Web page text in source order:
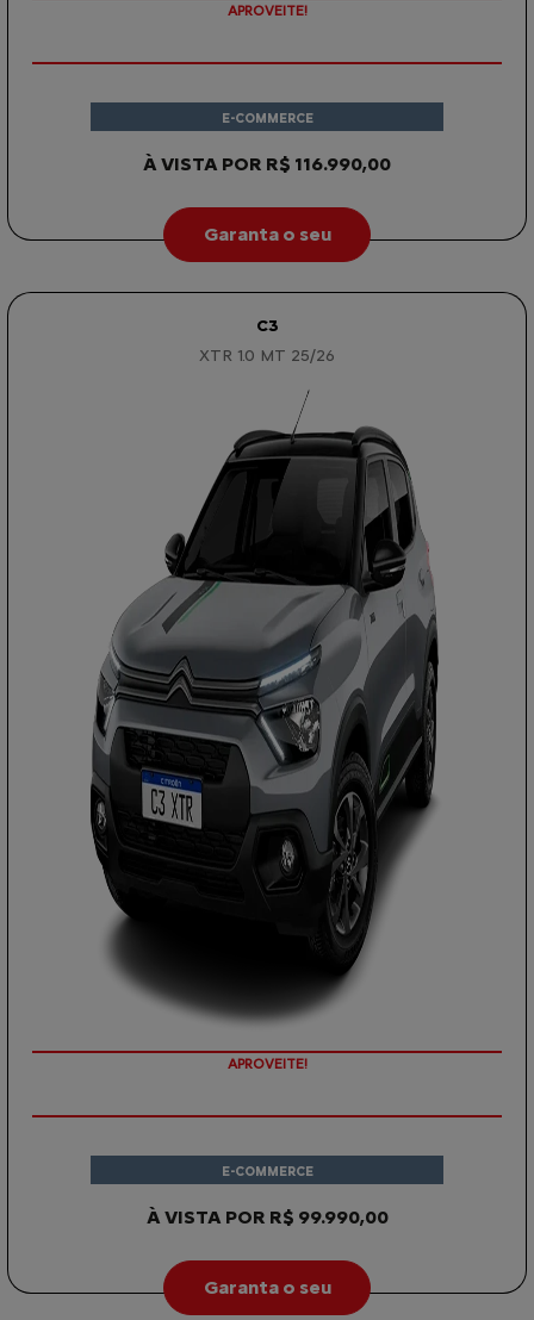
APROVEITE!
À VISTA POR R$ 116.990,00
E-COMMERCE
Garanta o seu
C3
XTR 1.0 MT 25/26
APROVEITE!
À VISTA POR R$ 99.990,00
E-COMMERCE
Garanta o seu